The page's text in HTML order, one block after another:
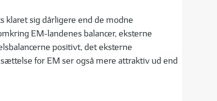
klaret sig dårligere end de modne
EM-landenes balancer, eksterne
positivt, det eksterne
for EM ser også mere attraktiv ud end